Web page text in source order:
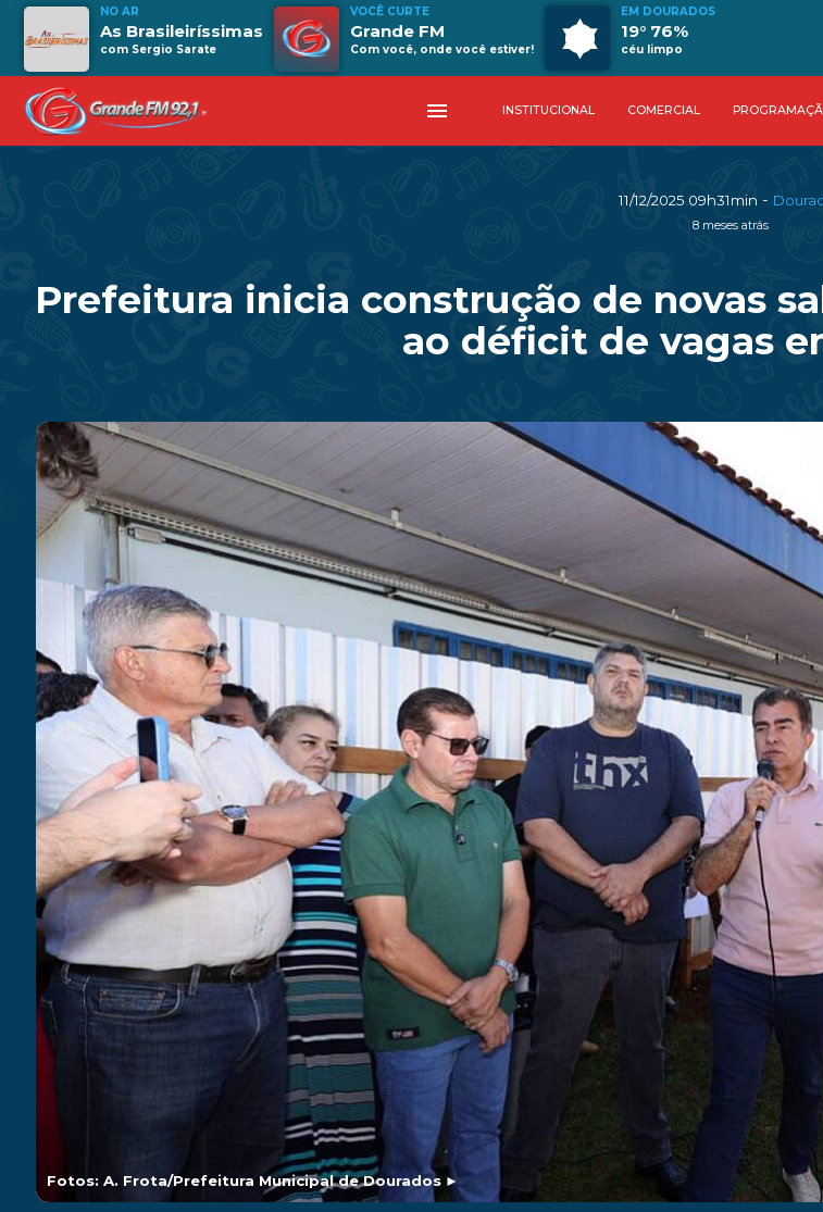
NO AR
As Brasileiríssimas
com Sergio Sarate
VOCÊ CURTE
Grande FM
Com você, onde você estiver!
EM DOURADOS
19° 76%
céu limpo
menu INSTITUCIONAL COMERCIAL
11/12/2025 09h31min -
8 meses atrás
Prefeitura inicia construção de novas
ao déficit de vagas
Fotos: A. Frota/Prefeitura Municipal de Dourados ►